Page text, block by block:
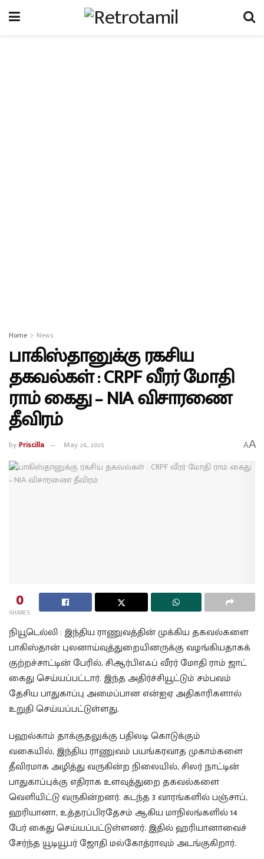
Home News
பாகிஸ்தானுக்கு ரகசிய
தகவல்கள் : CRPF வீரர் மோதி
ராம் கைது – NIA விசாரணை
தீவிரம்
byPriscilla May 26, 2025 AA
0
SHARES
நியூடெல்லி : இந்திய ராணுவத்தின் முக்கிய தகவல்களை
பாகிஸ்தான் புலனாய்வுத்துறையினருக்கு வழங்கியதாகக்
குற்றச்சாட்டின் பேரில், சிஆர்பிஎஃப் வீரர் மோதி ராம் ஜாட்
கைது செய்யப்பட்டார். இந்த அதிர்ச்சியூட்டும் சம்பவம்
தேசிய பாதுகாப்பு அமைப்பான என்ஐஏ அதிகாரிகளால்
உறுதி செய்யப்பட்டுள்ளது.
பஹல்காம் தாக்குதலுக்கு பதிலடி கொடுக்கும்
வகையில், இந்திய ராணுவம் பயங்கரவாத முகாம்களை
தீவிரமாக அழித்து வருகின்ற நிலையில், சிலர் நாட்டின்
பாதுகாப்புக்கு எதிராக உளவுத்துறை தகவல்களை
வெளியிட்டு வருகின்றனர். கடந்த 3 வாரங்களில் பஞ்சாப்,
ஹரியானா, உத்தரப்பிரதேசம் ஆகிய மாநிலங்களில் 14
பேர் கைது செய்யப்பட்டுள்ளனர். இதில் ஹரியானாவைச்
சேர்ந்த யூடியூபர் ஜோதி மல்கோத்ராவும் அடங்குகிறார்.